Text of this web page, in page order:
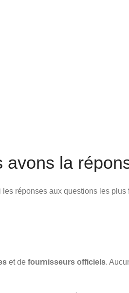
avons la
réponses aux questions les
et de fournisseurs officiels.